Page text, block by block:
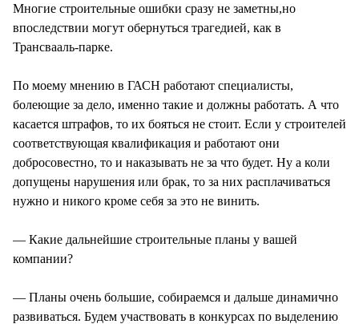
Многие строительные ошибки сразу не заметны,но
впоследствии могут обернуться трагедией, как в
Трансвааль-парке.
По моему мнению в ГАСН работают специалисты,
болеющие за дело, именно такие и должны работать. А что
касается штрафов, то их бояться не стоит. Если у строителей
соответствующая квалификация и работают они
добросовестно, то и наказывать не за что будет. Ну а коли
допущены нарушения или брак, то за них расплачиваться
нужно и никого кроме себя за это не винить.
— Какие дальнейшие строительные планы у вашей
компании?
— Планы очень большие, собираемся и дальше динамично
развиваться. Будем участвовать в конкурсах по выделению